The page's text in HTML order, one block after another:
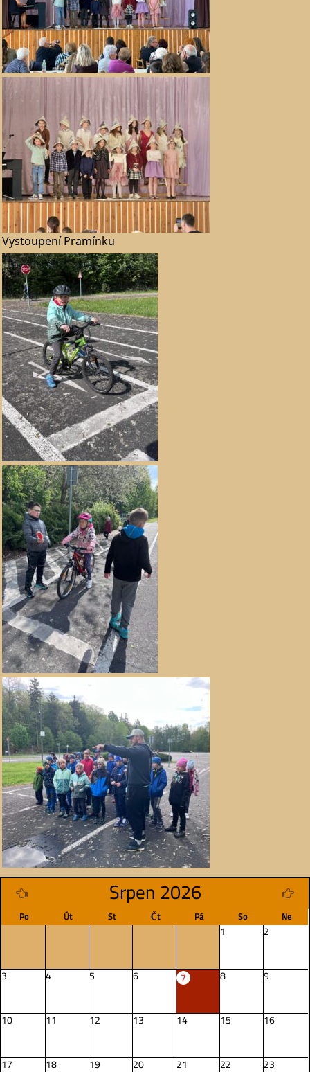
Vystoupení Pramínku
Srpen 2026
Po Út St Čt Pá So Ne
1 2
3 4 5 6 7 8 9
10 11 12 13 14 15 16
17 18 19 20 21 22 23